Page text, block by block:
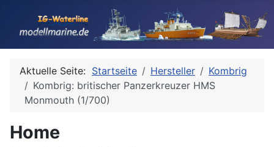
Aktuelle Seite: Startseite Hersteller
Kombrig
Kombrig: britischer Panzerkreuzer HMS
Monmouth (1/700)
Home